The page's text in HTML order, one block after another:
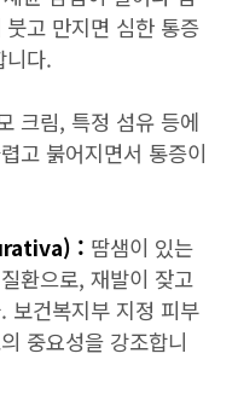
고 만지면 심한 통증
니다.
크림, 특정 섬유 등에
고 붉어지면서 통증이
: 땀샘이 있는
환으로, 재발이 잦고
보건복지부 지정 피부
중요성을 강조합니